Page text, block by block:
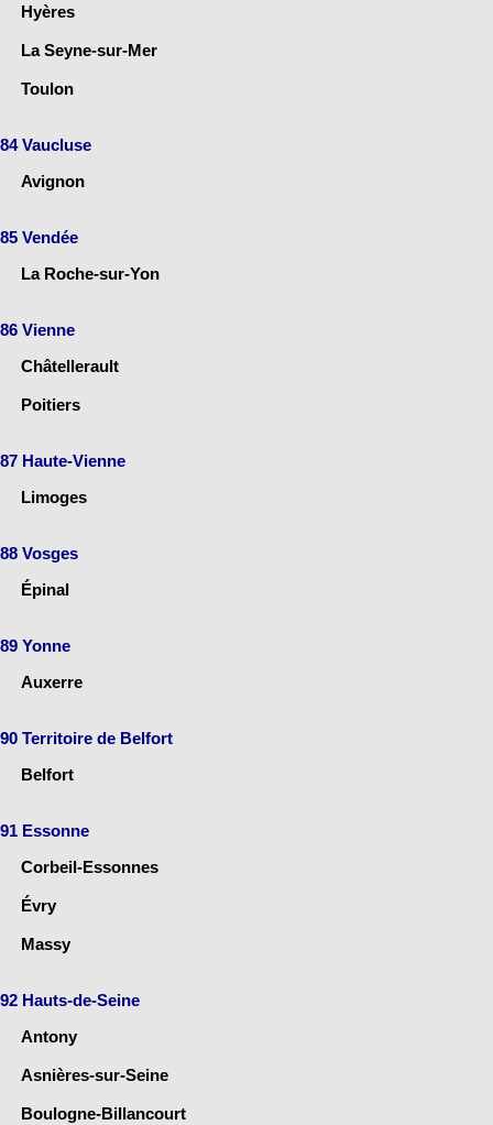
Hyères
La Seyne-sur-Mer
Toulon
84 Vaucluse
Avignon
85 Vendée
La Roche-sur-Yon
86 Vienne
Châtellerault
Poitiers
87 Haute-Vienne
Limoges
88 Vosges
Épinal
89 Yonne
Auxerre
90 Territoire de Belfort
Belfort
91 Essonne
Corbeil-Essonnes
Évry
Massy
92 Hauts-de-Seine
Antony
Asnières-sur-Seine
Boulogne-Billancourt